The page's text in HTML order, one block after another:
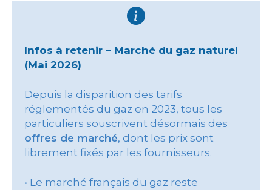
Infos à retenir – Marché du gaz naturel
(Mai 2026)
Depuis la disparition des tarifs
réglementés du gaz en 2023, tous les
particuliers souscrivent désormais des
offres de marché, dont les prix sont
librement fixés par les fournisseurs.
• Le marché français du gaz reste